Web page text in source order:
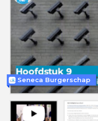
Seneca Burgerschap